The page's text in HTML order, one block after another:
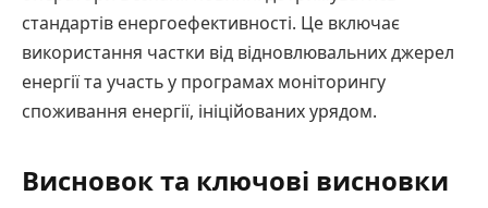
стандартів енергоефективності. Це включає
використання частки від відновлювальних джерел
енергії та участь у програмах моніторингу
споживання енергії, ініційованих урядом.
Висновок та ключові висновки